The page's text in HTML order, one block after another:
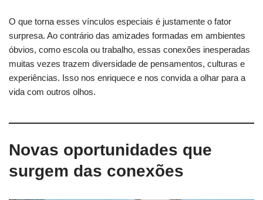
O que torna esses vínculos especiais é justamente o fator
surpresa. Ao contrário das amizades formadas em ambientes
óbvios, como escola ou trabalho, essas conexões inesperadas
muitas vezes trazem diversidade de pensamentos, culturas e
experiências. Isso nos enriquece e nos convida a olhar para a
vida com outros olhos.
Novas oportunidades que
surgem das conexões